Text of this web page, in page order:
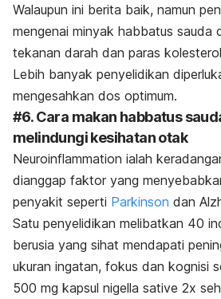
Walaupun ini berita baik, namun
mengenai minyak habbatus sauda
tekanan darah dan paras
Lebih banyak penyelidikan
mengesahkan dos optimum.
#6.Cara makan habbatus
melindungi kesihatan otak
Neuroinflammation ialah
dianggap faktor yang
penyakit seperti Parkinson dan
Satu penyelidikan melibatkan 40
berusia yang sihat mendapati
ukuran ingatan, fokus dan kognisi
500 mg kapsul nigella sative 2x